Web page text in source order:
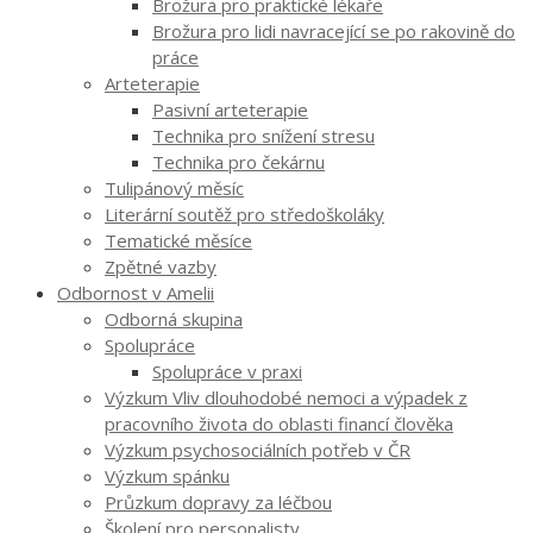
Brožura pro lidi navracející se po rakovině do
práce
Arteterapie
Pasivní arteterapie
Technika pro snížení stresu
Technika pro čekárnu
Tulipánový měsíc
Literární soutěž pro středoškoláky
Tematické měsíce
Zpětné vazby
Odbornost v Amelii
Odborná skupina
Spolupráce
Spolupráce v praxi
Výzkum Vliv dlouhodobé nemoci a výpadek z
pracovního života do oblasti financí člověka
Výzkum psychosociálních potřeb v ČR
Výzkum spánku
Průzkum dopravy za léčbou
Školení pro personalisty